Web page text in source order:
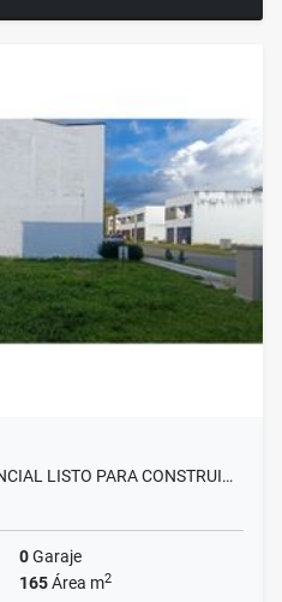
LISTO PARA CONSTRUI…
0Garaje
165Área m2